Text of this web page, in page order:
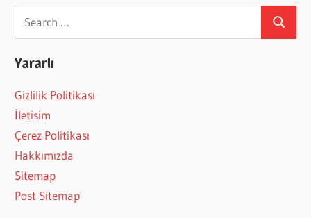
Search
for:
Search
Yararlı
Gizlilik Politikası
İletisim
Çerez Politikası
Hakkımızda
Sitemap
Post Sitemap